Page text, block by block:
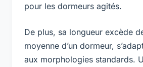
pour les dormeurs agités.
De plus, sa longueur excède
moyenne d’un dormeur,
aux morphologies standards.